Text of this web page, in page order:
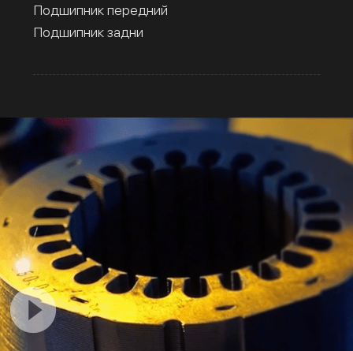
Подшипник передний
Подшипник задни